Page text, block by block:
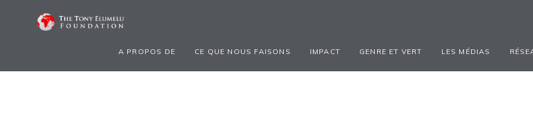
A PROPOS DE CE QUE NOUS FAISONS IMPACT GENRE ET VERT LES MÉDIAS